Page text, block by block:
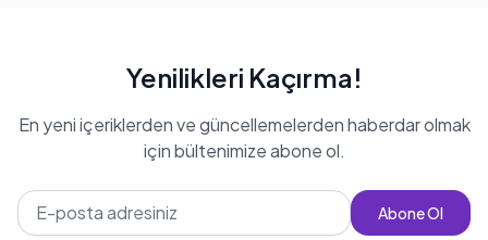
Yenilikleri Kaçırma!
En yeni içeriklerden ve güncellemelerden haberdar olmak
için bültenimize abone ol.
Abone Ol